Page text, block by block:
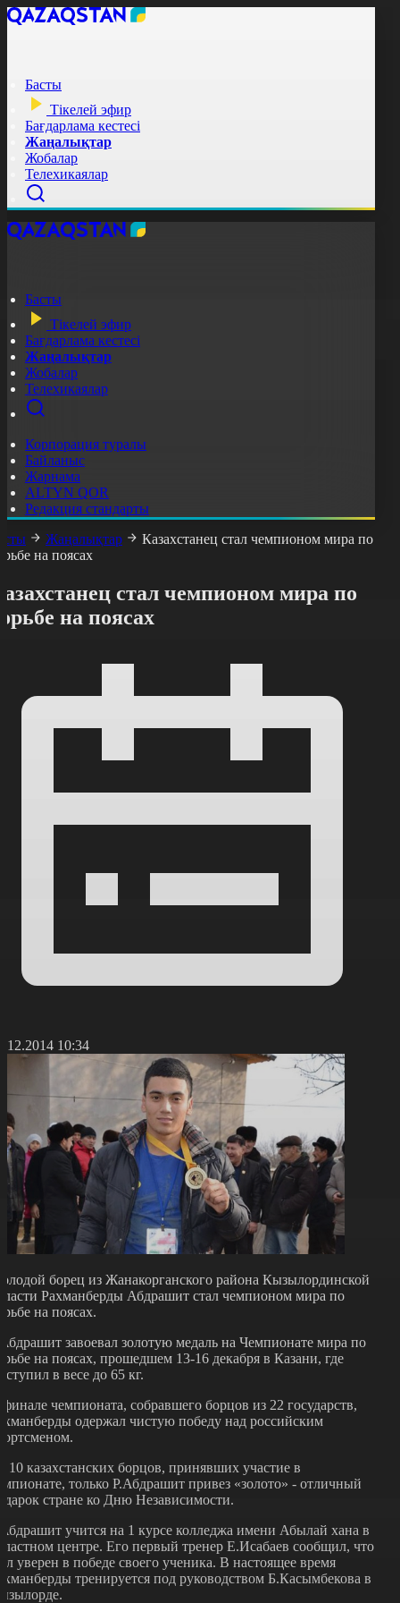
Басты
Тікелей эфир
Бағдарлама кестесі
Жаңалықтар
Жобалар
Телехикаялар
Басты
Тікелей эфир
Бағдарлама кестесі
Жаңалықтар
Жобалар
Телехикаялар
Корпорация туралы
Байланыс
Жарнама
ALTYN QOR
Редакция стандарты
Жаңалықтар
Казахстанец стал чемпионом мира по
на поясах
стал чемпионом мира по
на поясах
10:34
борец из Жанакорганского района Кызылординской
Рахманберды Абдрашит стал чемпионом мира по
на поясах.
завоевал золотую медаль на Чемпионате мира по
на поясах, прошедшем 13-16 декабря в Казани, где
в весе до 65 кг.
чемпионата, собравшего борцов из 22 государств,
одержал чистую победу над российским
10 казахстанских борцов, принявших участие в
только Р.Абдрашит привез «золото» - отличный
стране ко Дню Независимости.
учится на 1 курсе колледжа имени Абылай хана в
центре. Его первый тренер Е.Исабаев сообщил, что
уверен в победе своего ученика. В настоящее время
тренируется под руководством Б.Касымбекова в